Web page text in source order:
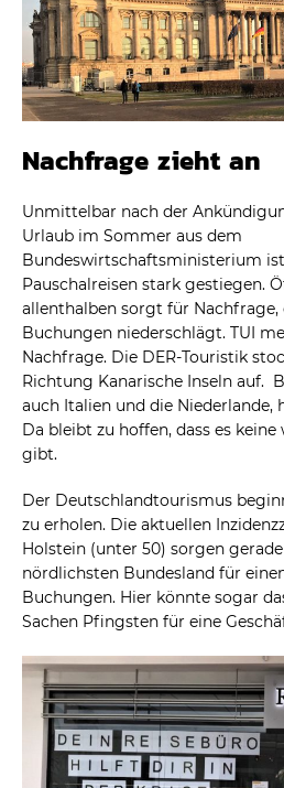
Nachfrage zieht an
Unmittelbar nach der
Urlaub im Sommer aus dem
Bundeswirtschaftsministerium
Pauschalreisen stark gestiegen.
allenthalben sorgt für
Buchungen niederschlägt. TUI
Nachfrage. Die DER-Touristik
Richtung Kanarische Inseln auf.
auch Italien und die Niederlande,
Da bleibt zu hoffen, dass es
gibt.
Der Deutschlandtourismus
zu erholen. Die aktuellen
Holstein (unter 50) sorgen
nördlichsten Bundesland für
Buchungen. Hier könnte sogar
Sachen Pfingsten für eine